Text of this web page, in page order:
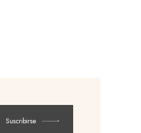
Suscribirse